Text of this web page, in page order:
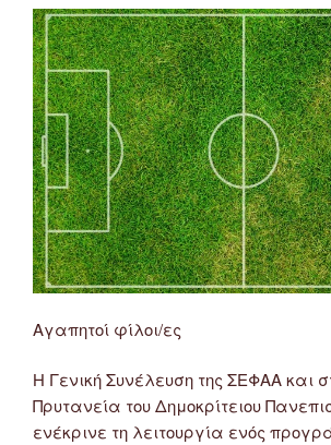
26
&
27/11/
Αγαπητοί φίλοι/ες
Η Γενική Συνέλευση της ΣΕΦΑΑ και
Πρυτανεία του Δημοκρίτειου
ενέκρινε τη λειτουργία ενός